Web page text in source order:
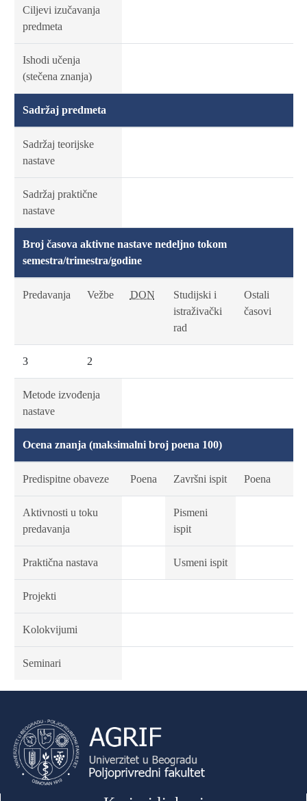
Ciljevi izučavanja
predmeta
Ishodi učenja
(stečena znanja)
Sadržaj predmeta
Sadržaj teorijske
nastave
Sadržaj praktične
nastave
Broj časova aktivne nastave nedeljno tokom
semestra/trimestra/godine
Predavanja Vežbe DON
Studijski i
istraživački
rad
Ostali
časovi
3 2
Metode izvođenja
nastave
Ocena znanja (maksimalni broj poena 100)
Predispitne obaveze Poena Završni ispit Poena
Aktivnosti u toku
predavanja
Pismeni
ispit
Praktična nastava Usmeni ispit
Projekti
Kolokvijumi
Seminari